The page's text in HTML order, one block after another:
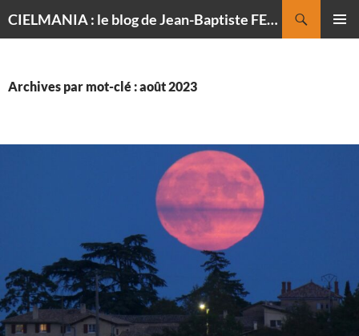
CIELMANIA : le blog de Jean-Baptiste FELDMANN, photographe du ciel
Archives par mot-clé : août 2023